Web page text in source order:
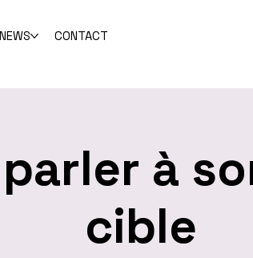
NEWS CONTACT
à
cible